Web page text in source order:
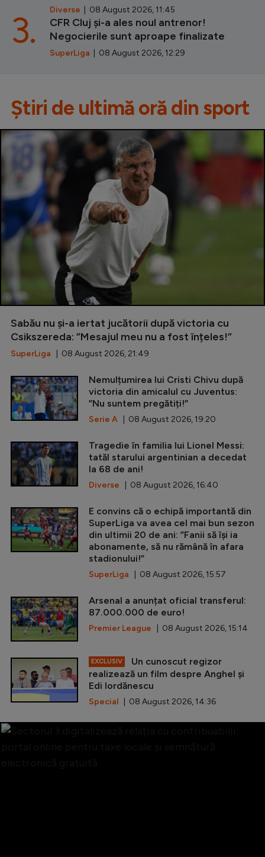
Diverse | 08 August 2026, 11:45
CFR Cluj și-a ales noul antrenor!
Negocierile sunt aproape finalizate
SuperLiga | 08 August 2026, 12:29
3.
Știri de ultimă oră din sport
Sabău nu și-a iertat jucătorii după victoria cu
Csikszereda: ”Mesajul meu nu a fost înțeles!”
SuperLiga | 08 August 2026, 21:49
Nemulțumirea lui Cristi Chivu după
victoria din amicalul cu Juventus:
”Nu suntem pregătiți!”
Serie A | 08 August 2026, 19:20
Tragedie în familia lui Lionel Messi:
tatăl starului argentinian a decedat
la 68 de ani!
Diverse | 08 August 2026, 16:40
E convins că o echipă importantă din
SuperLiga va avea cel mai bun sezon
din ultimii 20 de ani: ”Fanii să își ia
abonamente, să nu rămână în afara
stadionului!”
SuperLiga | 08 August 2026, 15:57
Arsenal a anunțat oficial transferul:
87.000.000 de euro!
Premier League | 08 August 2026, 15:14
EXCLUSIV
Un cunoscut regizor
realizează un film despre Anghel și
Edi Iordănescu
Special | 08 August 2026, 14:36